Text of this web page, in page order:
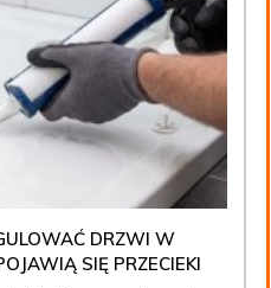
DRZWI W
SIĘ PRZECIEKI